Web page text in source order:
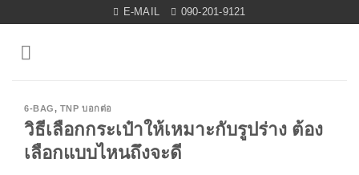
content
E-MAIL 090-201-9121
6-BAG, TNP บอกต่อ
วิธีเลือกกระเป๋าให้เหมาะกับรูปร่าง ต้อง
เลือกแบบไหนถึงจะดี